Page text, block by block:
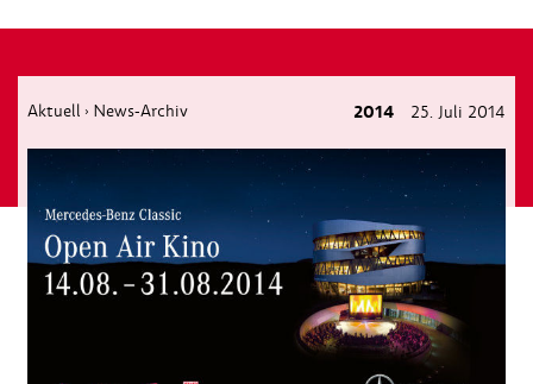
Aktuell › News-Archiv 2014 25. Juli 2014